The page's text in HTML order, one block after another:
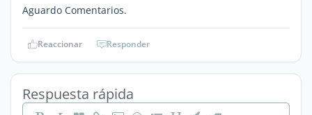
Aguardo Comentarios.
Reaccionar Responder
Respuesta rápida